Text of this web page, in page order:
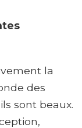
la
des
sont beaux.